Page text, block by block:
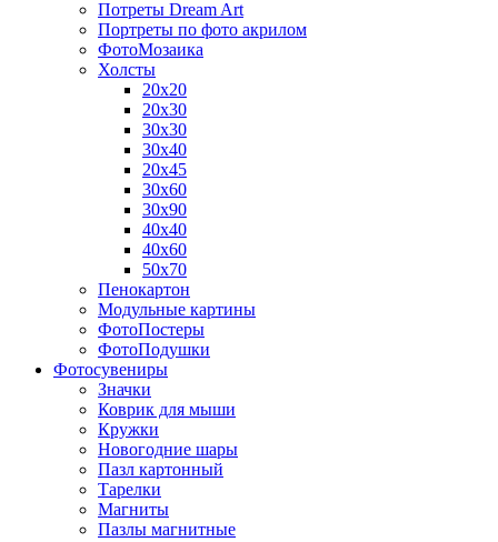
Потреты Dream Art
Портреты по фото акрилом
ФотоМозаика
Холсты
20х20
20х30
30х30
30х40
20х45
30х60
30х90
40х40
40х60
50х70
Пенокартон
Модульные картины
ФотоПостеры
ФотоПодушки
Фотоcувениры
Значки
Коврик для мыши
Кружки
Новогодние шары
Пазл картонный
Тарелки
Магниты
Пазлы магнитные